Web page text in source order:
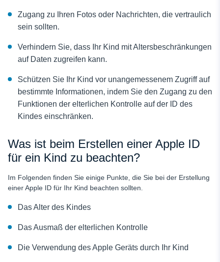
Zugang zu Ihren Fotos oder Nachrichten, die vertraulich
sein sollten.
Verhindern Sie, dass Ihr Kind mit Altersbeschränkungen
auf Daten zugreifen kann.
Schützen Sie Ihr Kind vor unangemessenem Zugriff auf
bestimmte Informationen, indem Sie den Zugang zu den
Funktionen der elterlichen Kontrolle auf der ID des
Kindes einschränken.
Was ist beim Erstellen einer Apple ID
für ein Kind zu beachten?
Im Folgenden finden Sie einige Punkte, die Sie bei der Erstellung
einer Apple ID für Ihr Kind beachten sollten.
Das Alter des Kindes
Das Ausmaß der elterlichen Kontrolle
Die Verwendung des Apple Geräts durch Ihr Kind